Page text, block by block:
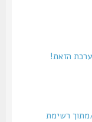
הזאת!
רשימת